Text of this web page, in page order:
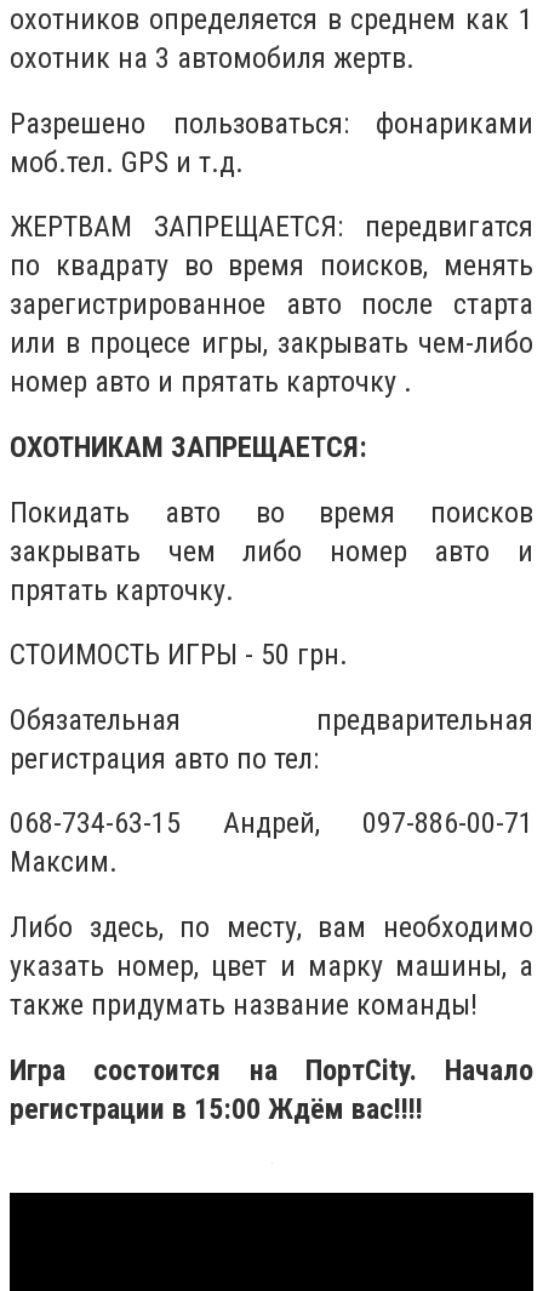
охотников определяется в среднем как 1
охотник на 3 автомобиля жертв.
Разрешено пользоваться: фонариками
моб.тел. GPS и т.д.
ЖЕРТВАМ ЗАПРЕЩАЕТСЯ: передвигатся
по квадрату во время поисков, менять
зарегистрированное авто после старта
или в процесе игры, закрывать чем-либо
номер авто и прятать карточку .
ОХОТНИКАМ ЗАПРЕЩАЕТСЯ:
Покидать авто во время поисков
закрывать чем либо номер авто и
прятать карточку.
СТОИМОСТЬ ИГРЫ - 50 грн.
Обязательная предварительная
регистрация авто по тел:‎
068-734-63-15 Андрей, ‎097-886-00-71
Максим.
Либо здесь, по месту, вам необходимо
указать номер, цвет и марку машины, а
также придумать название команды!
Игра состоится на ПортCity. Начало
регистрации в 15:00 Ждём вас!!!!